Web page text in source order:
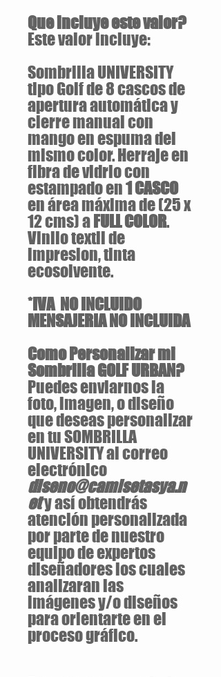
Que incluye este valor?
Este valor incluye:
Sombrilla UNIVERSITY
tipo Golf de 8 cascos de
apertura automática y
cierre manual con
mango en espuma del
mismo color. Herraje en
fibra de vidrio con
estampado en1 CASCO
en área máxima de (25 x
12 cms) a FULL COLOR.
Vinilo textil de
impresion, tinta
ecosolvente.
*IVA NO INCLUIDO
MENSAJERIA NO INCLUIDA
Como Personalizar mi
Sombrilla GOLF URBAN?
Puedes enviarnos la
foto, imagen, o diseño
que deseas personalizar
en tu SOMBRILLA
UNIVERSITY al correo
electrónico
diseno@camisetasya.n
ety así obtendrás
atención personalizada
por parte de nuestro
equipo de expertos
diseñadores los cuales
analizaran las
imágenes y/o diseños
para orientarte en el
proceso gráfico.